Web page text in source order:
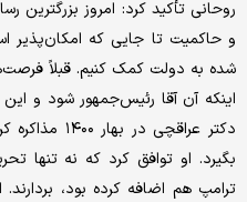
روحانی تأکید کرد: امروز
و حاکمیت تا جایی که امکان‌پذیر
شده به دولت کمک کنیم. قبلاً
اینکه آن آقا رئیس‌جمهور شود و
دکتر
بگیرد. او توافق کرد که نه تنها
ترامپ هم اضافه کرده بود،